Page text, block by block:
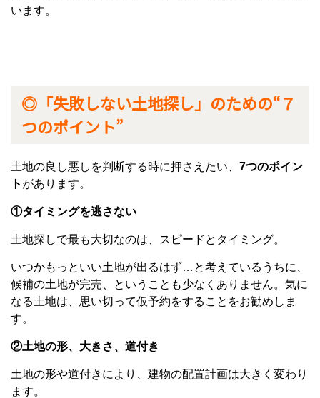
います。
◎「失敗しない土地探し」のための“７
つのポイント”
土地の良し悪しを判断する時に押さえたい、 7つのポイン
ト があります。
①タイミングを逃さない
土地探しで最も大切なのは、スピードとタイミング。
いつかもっといい土地が出るはず…と考えているうちに、
候補の土地が完売、ということも少なくありません。気に
なる土地は、思い切って仮予約をすることをお勧めしま
す。
②土地の形、大きさ、道付き
土地の形や道付きにより、建物の配置計画は大きく変わり
ます。